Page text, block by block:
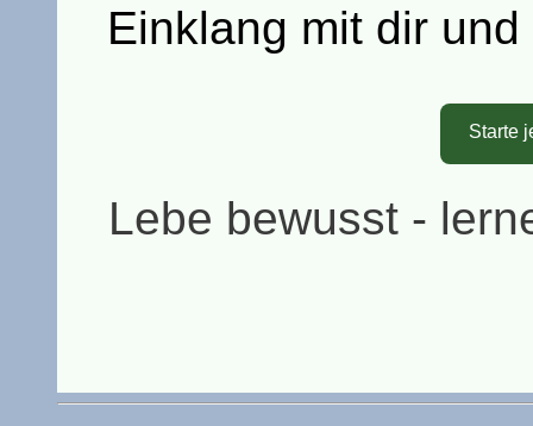
Einklang mit dir
Starte
Lebe bewusst -